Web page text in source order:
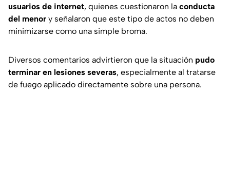
usuarios de internet, quienes cuestionaron la conducta
del menor y señalaron que este tipo de actos no deben
minimizarse como una simple broma.
Diversos comentarios advirtieron que la situación pudo
terminar en lesiones severas, especialmente al tratarse
de fuego aplicado directamente sobre una persona.